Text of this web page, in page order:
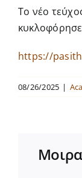
To νέο
https://
08/26/2025 |